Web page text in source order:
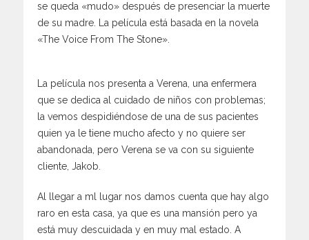
se queda «mudo» después de presenciar la muerte
de su madre. La película está basada en la novela
«The Voice From The Stone».
La película nos presenta a Verena, una enfermera
que se dedica al cuidado de niños con problemas;
la vemos despidiéndose de una de sus pacientes
quien ya le tiene mucho afecto y no quiere ser
abandonada, pero Verena se va con su siguiente
cliente, Jakob.
Al llegar a ml lugar nos damos cuenta que hay algo
raro en esta casa, ya que es una mansión pero ya
está muy descuidada y en muy mal estado. A